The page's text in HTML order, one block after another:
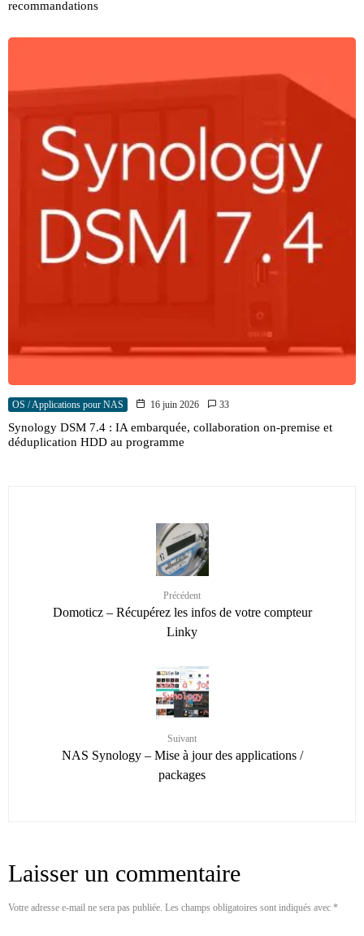
recommandations
OS / Applications pour NAS 16 juin 2026 33
Synology DSM 7.4 : IA embarquée, collaboration on-premise et
déduplication HDD au programme
Précédent
Domoticz – Récupérez les infos de votre compteur
Linky
Suivant
NAS Synology – Mise à jour des applications /
packages
Laisser un commentaire
Votre adresse e-mail ne sera pas publiée. Les champs obligatoires sont indiqués avec *